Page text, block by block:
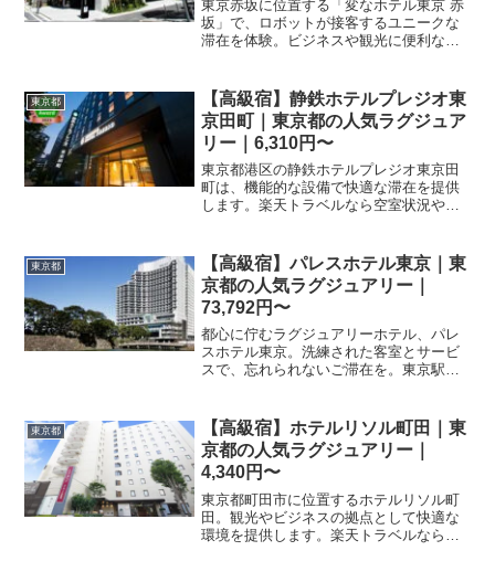
東京赤坂に位置する「変なホテル東京 赤
坂」で、ロボットが接客するユニークな
滞在を体験。ビジネスや観光に便利な立
約受付中。
東京都
【高級宿】静鉄ホテルプレジオ東
京田町｜東京都の人気ラグジュア
リー｜6,310円〜
東京都港区の静鉄ホテルプレジオ東京田
町は、機能的な設備で快適な滞在を提供
します。楽天トラベルなら空室状況やプ
ご予約を。
東京都
【高級宿】パレスホテル東京｜東
京都の人気ラグジュアリー｜
73,792円〜
都心に佇むラグジュアリーホテル、パレ
スホテル東京。洗練された客室とサービ
スで、忘れられないご滞在を。東京駅や
東京都
【高級宿】ホテルリソル町田｜東
京都の人気ラグジュアリー｜
4,340円〜
東京都町田市に位置するホテルリソル町
田。観光やビジネスの拠点として快適な
環境を提供します。楽天トラベルならお